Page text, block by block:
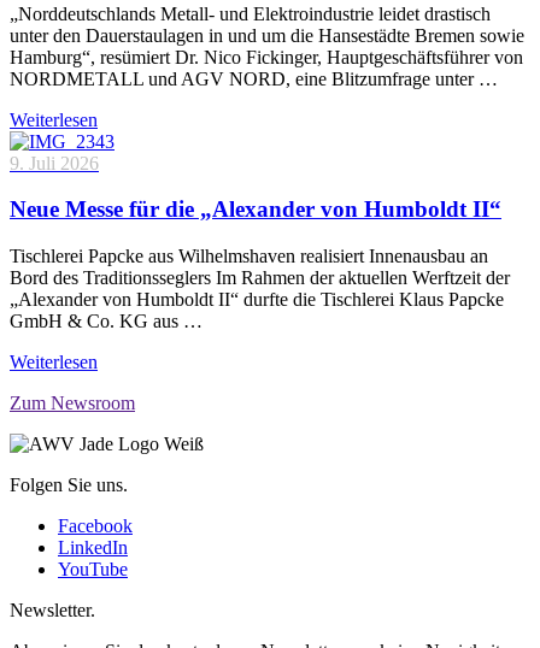
„Norddeutschlands Metall- und Elektroindustrie leidet drastisch
unter den Dauerstaulagen in und um die Hansestädte Bremen sowie
Hamburg“, resümiert Dr. Nico Fickinger, Hauptgeschäftsführer von
NORDMETALL und AGV NORD, eine Blitzumfrage unter …
Weiterlesen
9. Juli 2026
Neue Messe für die „Alexander von Humboldt II“
Tischlerei Papcke aus Wilhelmshaven realisiert Innenausbau an
Bord des Traditionsseglers Im Rahmen der aktuellen Werftzeit der
„Alexander von Humboldt II“ durfte die Tischlerei Klaus Papcke
GmbH & Co. KG aus …
Weiterlesen
Zum Newsroom
Folgen Sie uns.
Facebook
LinkedIn
YouTube
Newsletter.